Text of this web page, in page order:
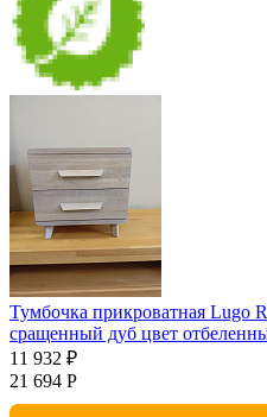
Тумбочка прикроватная Lugo
сращенный дуб цвет
11 932 ₽
21 694 Р